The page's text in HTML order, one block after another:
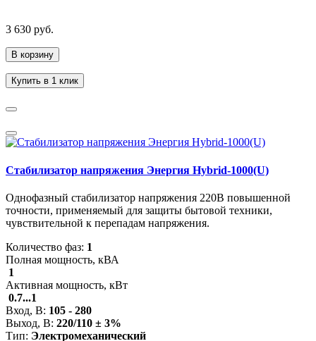
3 630 руб.
В корзину
Купить в 1 клик
Стабилизатор напряжения Энергия Hybrid-1000(U)
Однофазный стабилизатор напряжения 220В повышенной
точности, применяемый для защиты бытовой техники,
чувствительной к перепадам напряжения.
Количество фаз: 1
Полная мощность, кВА
1
Активная мощность, кВт
0.7...1
Вход, В: 105 - 280
Выход, В: 220/110 ± 3%
Тип: Электромеханический